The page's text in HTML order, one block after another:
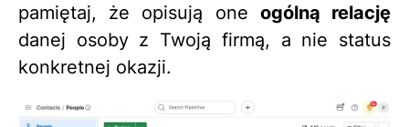
pamiętaj, że opisują one ogólną relację
danej osoby z Twoją firmą, a nie status
konkretnej okazji.